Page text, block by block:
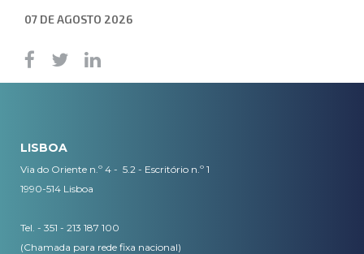
07 DE AGOSTO 2026
LISBOA
Via do Oriente n.º 4 - 5.2 - Escritório n.º 1
1990-514 Lisboa
Tel. - 351 - 213 187 100
(Chamada para rede fixa nacional)